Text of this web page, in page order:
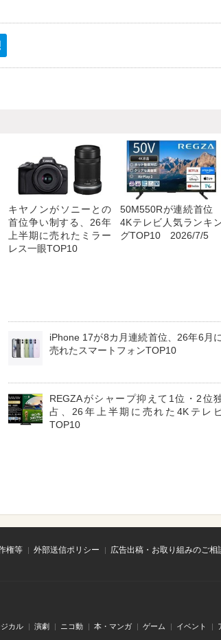
キヤノンがソニーとの
首位争い制する、26年
上半期に売れたミラー
レス一眼TOP10
50M550Rが連続首位
4Kテレビ人気ランキ
グTOP10 2026/7/5
iPhone 17が8カ月連続首位、26年6月に
売れたスマートフォンTOP10
REGZAがシャープ抑えて1位・2位
占、26年上半期に売れた4Kテレ
TOP10
権等 外部送信ポリシー
広告出稿・お取り組みのご
カル 演劇 ニコ動 本・マンガ ゲーム イベント